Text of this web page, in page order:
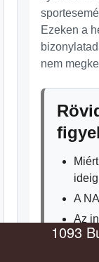
Ezeken a
nem
A
Az
1093